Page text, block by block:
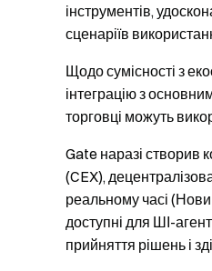
інструментів,
сценаріїв
Щодо сумісності з
інтеграцію з
торговці можуть
Gate наразі створив
(CEX),
реальному часі
доступні для ШІ-
прийняття рішень і